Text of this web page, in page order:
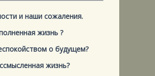
и наши сожаления.
жизнь ?
о будущем?
жизнь?